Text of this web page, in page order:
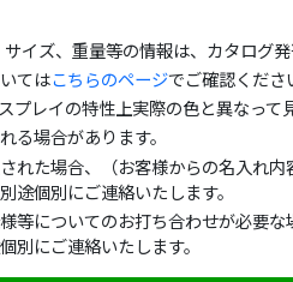
イズ、重量等の情報は、カタログ
てはこちらのページでご確認くださ
レイの特性上実際の色と異なって
る場合があります。
れた場合、（お客様からの名入れ
途個別にご連絡いたします。
等についてのお打ち合わせが必要
別にご連絡いたします。